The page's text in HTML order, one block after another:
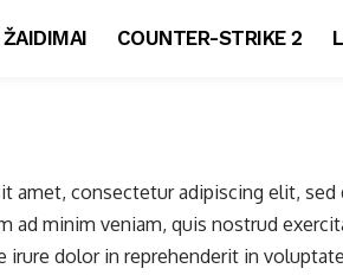
ŽAIDIMAI COUNTER-STRIKE 2
amet, consectetur adipiscing elit,
ad minim veniam, quis nostrud
irure dolor in reprehenderit in